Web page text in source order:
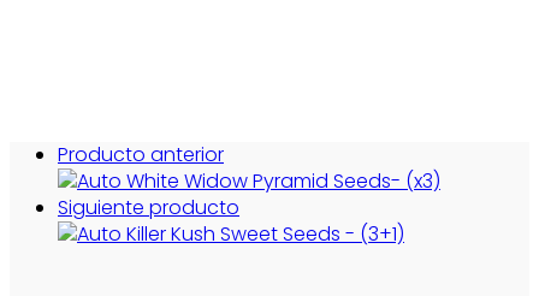
Producto anterior
Siguiente producto